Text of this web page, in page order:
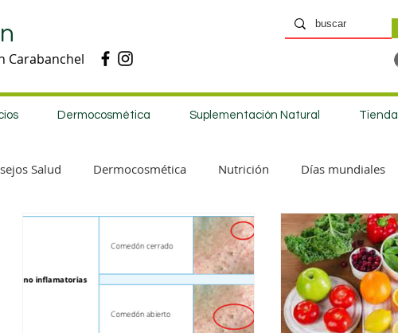
Carabanchel
Dermocosmética Suplementación Natural Tienda
Salud Dermocosmética Nutrición Días mundiales